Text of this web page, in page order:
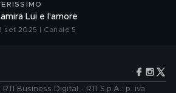
Lui e l'amore
set 2025 | Canale 5
Business Digital - RTI S.p.A.: p. iva